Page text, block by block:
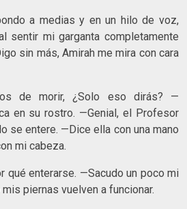
a medias y en un hilo de voz,
sentir mi garganta completamente
sin más, Amirah me mira con cara
de morir, ¿Solo eso dirás? —
en su rostro. —Genial, el Profesor
se entere. —Dice ella con una mano
mi cabeza.
qué enterarse. —Sacudo un poco mi
piernas vuelven a funcionar.